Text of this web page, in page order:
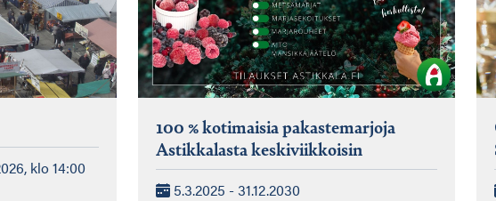
klo 14:00
100 % kotimaisia pakastemarjoja
Astikkalasta keskiviikkoisin
5.3.2025 - 31.12.2030